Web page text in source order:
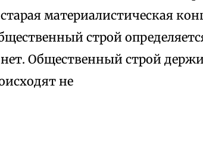
материалистическая
строй
Обществен­ный строй
не